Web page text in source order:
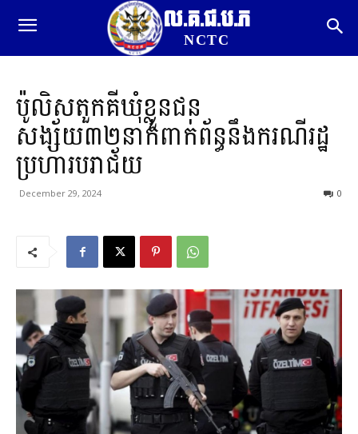
ល.គ.ជ.ប.ភ
NCTC
ប៉ូលិសតួកគីឃុំខ្លួនជន
សង្ស័យ៣២នាក់ពាក់ព័ន្ធនឹងករណីរដ្ឋ
ប្រហារបរាជ័យ
December 29, 2024 0